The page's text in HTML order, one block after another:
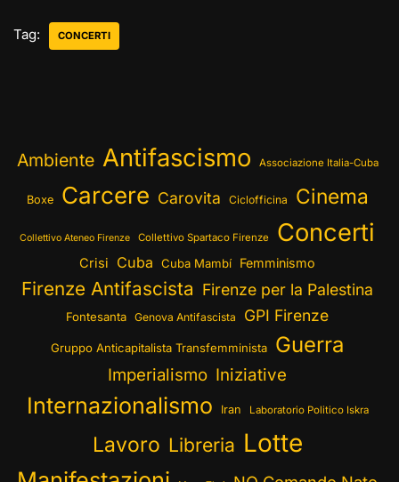
Tag: CONCERTI
Ambiente Antifascismo Associazione Italia-Cuba
Boxe Carcere Carovita Ciclofficina Cinema
Collettivo Ateneo Firenze Collettivo Spartaco Firenze Concerti
Crisi Cuba Cuba Mambí Femminismo
Firenze Antifascista Firenze per la Palestina
Fontesanta Genova Antifascista GPI Firenze
Gruppo Anticapitalista Transfemminista Guerra
Imperialismo Iniziative
Internazionalismo Iran Laboratorio Politico Iskra
Lavoro Libreria Lotte